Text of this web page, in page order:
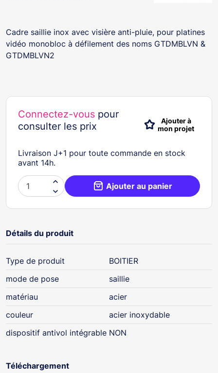
Cadre saillie inox avec visière anti-pluie, pour platines
vidéo monobloc à défilement des noms GTDMBLVN &
GTDMBLVN2
Connectez-vous pour
consulter les prix
Ajouter à
mon projet
Livraison J+1 pour toute commande en stock
avant 14h.

 Ajouter au panier
Détails du produit
Type de produit
BOITIER
mode de pose
saillie
matériau
acier
couleur
acier inoxydable
dispositif antivol intégrable NON
Téléchargement